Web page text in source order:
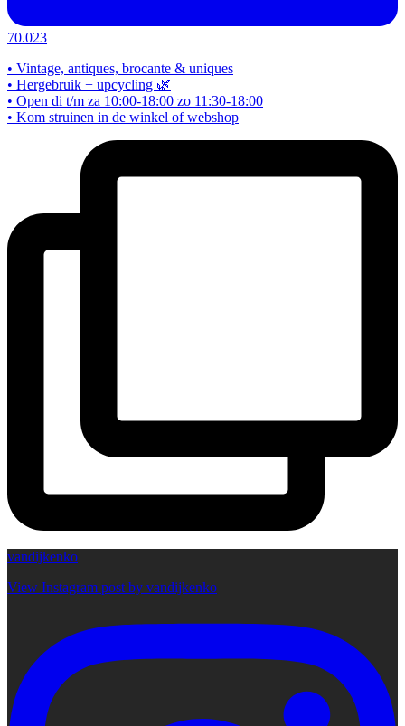
70.023
• Vintage, antiques, brocante & uniques
• Hergebruik + upcycling 🌿
• Open di t/m za 10:00-18:00 zo 11:30-18:00
• Kom struinen in de winkel of webshop
vandijkenko
View Instagram post by vandijkenko